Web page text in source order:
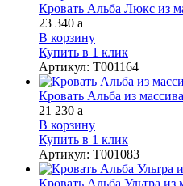
Кровать Альба Люкс из
23 340 a
В корзину
Купить в 1 клик
Артикул: Т001164
Кровать Альба из
21 230 a
В корзину
Купить в 1 клик
Артикул: Т001083
Кровать Альба Ультра из